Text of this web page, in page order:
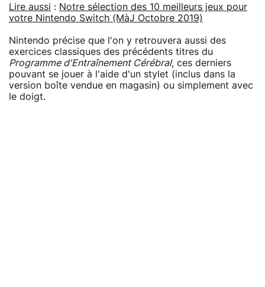
Lire aussi : Notre sélection des 10 meilleurs jeux pour
votre Nintendo Switch (MàJ Octobre 2019)
Nintendo précise que l'on y retrouvera aussi des
exercices classiques des précédents titres du
Programme d'Entraînement Cérébral, ces derniers
pouvant se jouer à l'aide d'un stylet (inclus dans la
version boîte vendue en magasin) ou simplement avec
le doigt.